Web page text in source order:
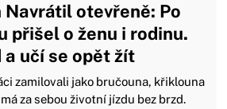
otevřeně: Po
přišel o ženu i rodinu.
učí se opět žít
zamilovali jako bručouna, křiklouna
za sebou životní jízdu bez brzd.